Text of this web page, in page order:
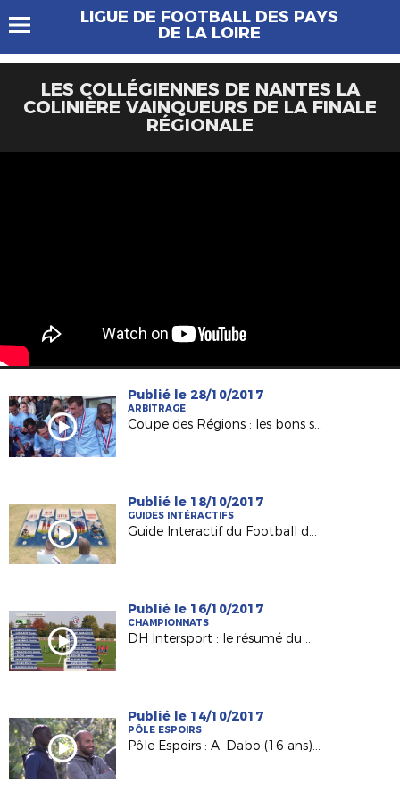
LIGUE DE FOOTBALL DES PAYS
DE LA LOIRE
LES COLLÉGIENNES DE NANTES LA
COLINIÈRE VAINQUEURS DE LA FINALE
RÉGIONALE
Publié le 28/10/2017
ARBITRAGE
Coupe des Régions : les bons souvenirs d'Alban Atonatty
Publié le 18/10/2017
GUIDES INTÉRACTIFS
Guide Interactif du Football des Enfants (GIFE)
Publié le 16/10/2017
CHAMPIONNATS
DH Intersport : le résumé du match SO Maine / Anc. Château-Gontier
Publié le 14/10/2017
PÔLE ESPOIRS
Pôle Espoirs : A. Dabo (16 ans) pro avec le FC Nantes !